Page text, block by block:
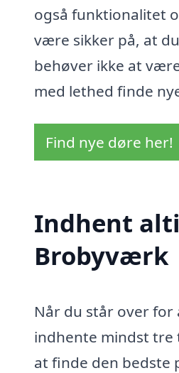
også funktionalitet
være sikker på, at
behøver ikke at
med lethed finde
Find nye døre her!
Indhent
Brobyværk
Når du står over
indhente mindst tre
at finde den bedste